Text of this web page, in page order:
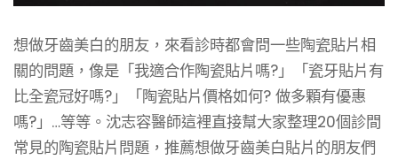
想做牙齒美白的朋友，來看診時都會問一些陶瓷貼片相
關的問題，像是「我適合作陶瓷貼片嗎?」「瓷牙貼片有
比全瓷冠好嗎?」「陶瓷貼片價格如何? 做多顆有優惠
嗎?」…等等。沈志容醫師這裡直接幫大家整理20個診間
常見的陶瓷貼片問題，推薦想做牙齒美白貼片的朋友們